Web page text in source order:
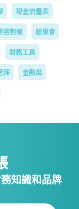
現金流量表
容對帳 股東會
財務工具
理 金融展
知識和品牌